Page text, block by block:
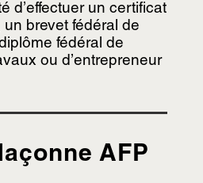
d’effectuer un certificat
un brevet fédéral de
fédéral de
ou d’entrepreneur
AFP